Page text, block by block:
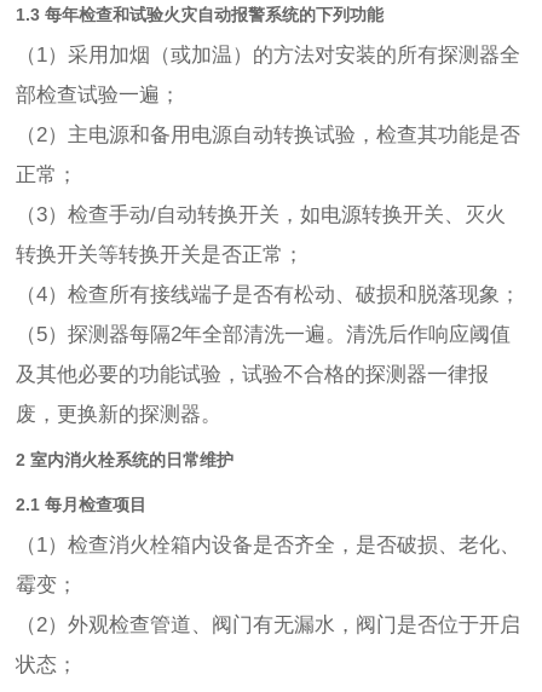
1.3 每年检查和试验火灾自动报警系统的下列功能
（1）采用加烟（或加温）的方法对安装的所有探测器全
部检查试验一遍；
（2）主电源和备用电源自动转换试验，检查其功能是否
正常；
（3）检查手动/自动转换开关，如电源转换开关、灭火
转换开关等转换开关是否正常；
（4）检查所有接线端子是否有松动、破损和脱落现象；
（5）探测器每隔2年全部清洗一遍。清洗后作响应阈值
及其他必要的功能试验，试验不合格的探测器一律报
废，更换新的探测器。
2 室内消火栓系统的日常维护
2.1 每月检查项目
（1）检查消火栓箱内设备是否齐全，是否破损、老化、
霉变；
（2）外观检查管道、阀门有无漏水，阀门是否位于开启
状态；